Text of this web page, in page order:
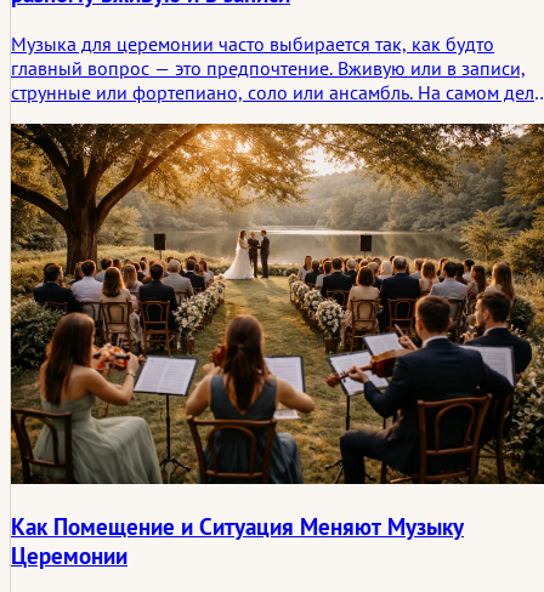
Музыка для церемонии часто выбирается так, как будто
главный вопрос — это предпочтение. Вживую или в записи,
струнные или фортепиано, соло или ансамбль. На самом деле
расстояние, тайминг, а также то, как музыка меняет
в помещении до церемонии и после того, как ритуал уже
состоялся. В этой статье рассматривается, что на самом деле
меняется, когда свадебная музыка живая, записанная,
слишком отточенная, слишком слабая или в самый раз.
Как Помещение и Ситуация Меняют Музыку
Церемонии